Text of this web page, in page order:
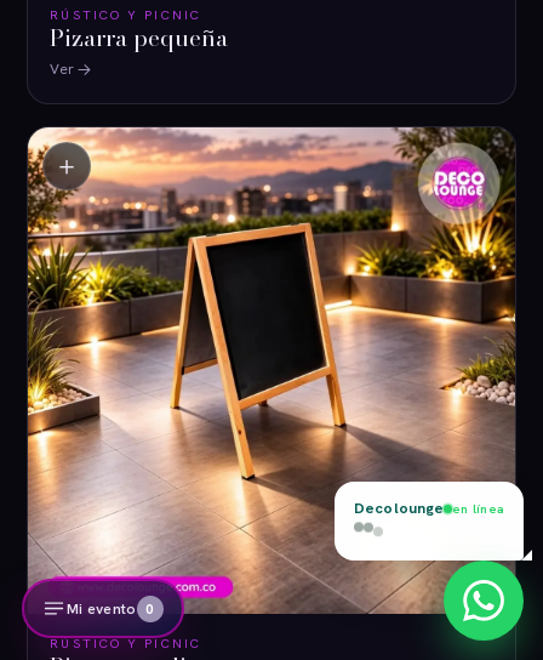
RÚSTICO Y PICNIC
Pizarra pequeña
Ver
RÚSTICO Y PICNIC
＋
Mi evento 0